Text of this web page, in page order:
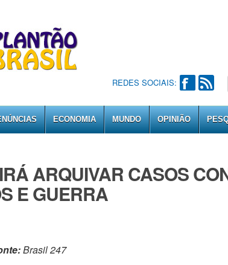
REDES SOCIAIS:
ECONOMIA MUNDO OPINIÃO
ARQUIVAR CASOS
E GUERRA
Brasil 247